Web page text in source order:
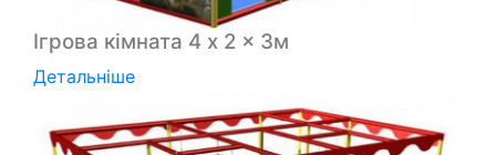
Ігрова кімната 4 x 2 x 3м
Детальніше